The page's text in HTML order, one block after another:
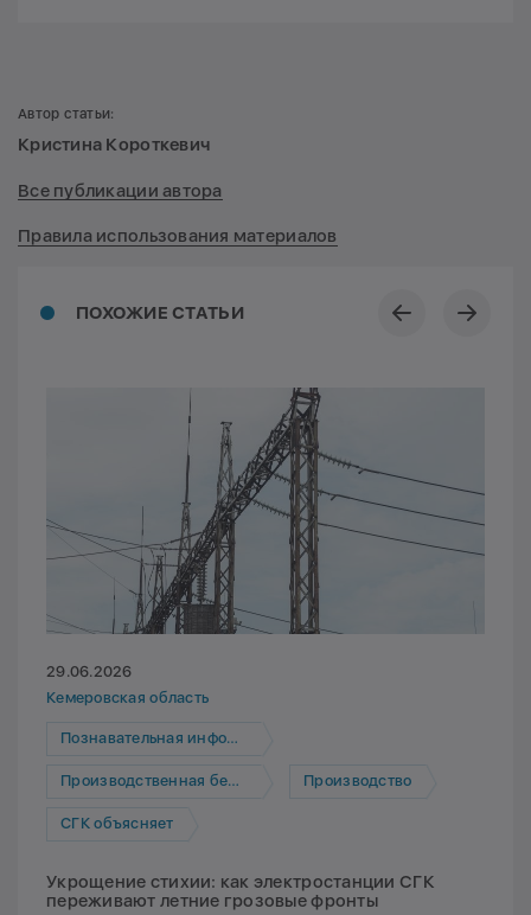
ПОХОЖИЕ СТАТЬИ
29.06.2026
Кемеровская область
Познавательная информация
Производственная безопасность Производство
СГК объясняет
Укрощение стихии: как электростанции СГК
переживают летние грозовые фронты
Автор статьи:
Кристина Короткевич
Все публикации автора
Правила использования материалов